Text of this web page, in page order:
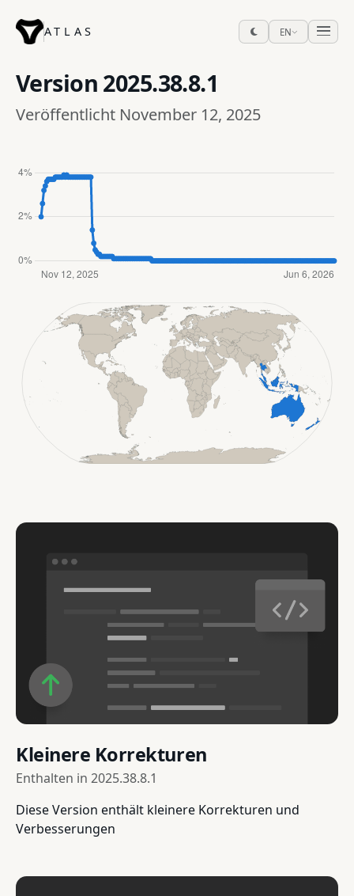
ATLAS EN
Version 2025.38.8.1
Veröffentlicht November 12, 2025
Kleinere Korrekturen
Enthalten in 2025.38.8.1
Diese Version enthält kleinere Korrekturen und
Verbesserungen